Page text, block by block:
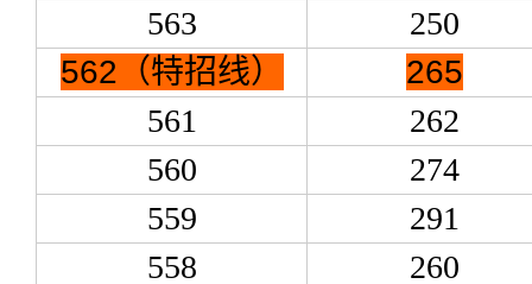
563
250
562（特招线）
265
561
262
560
274
559
291
558
260